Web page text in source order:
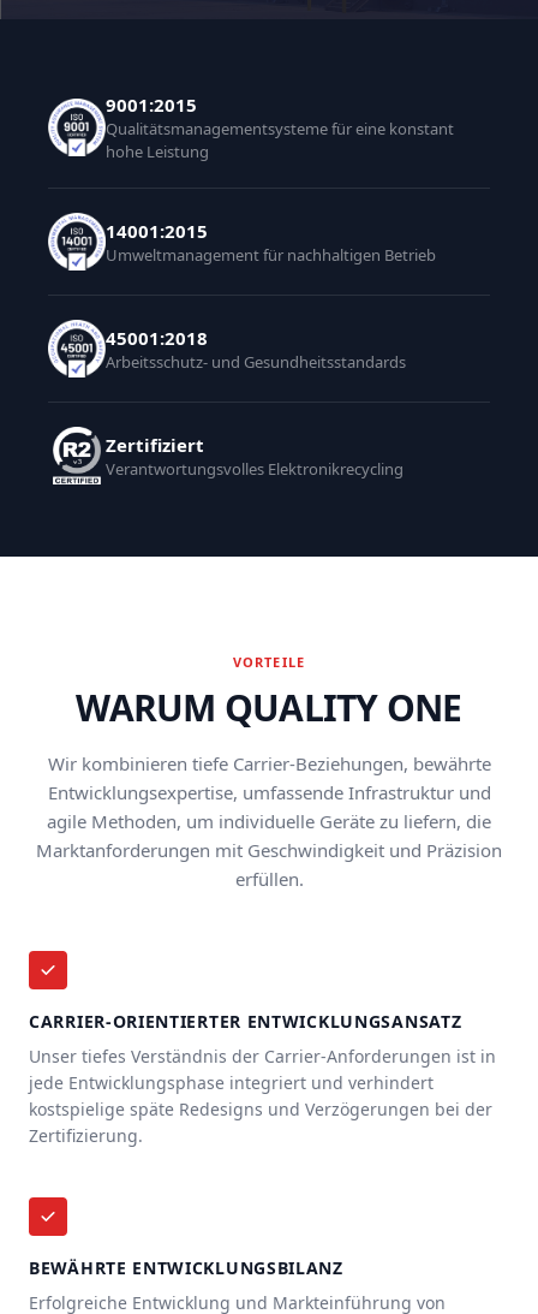
9001:2015
Qualitätsmanagementsysteme für eine konstant
hohe Leistung
14001:2015
Umweltmanagement für nachhaltigen Betrieb
45001:2018
Arbeitsschutz- und Gesundheitsstandards
Zertifiziert
Verantwortungsvolles Elektronikrecycling
VORTEILE
WARUM QUALITY ONE
Wir kombinieren tiefe Carrier-Beziehungen, bewährte
Entwicklungsexpertise, umfassende Infrastruktur und
agile Methoden, um individuelle Geräte zu liefern, die
Marktanforderungen mit Geschwindigkeit und Präzision
erfüllen.
CARRIER-ORIENTIERTER ENTWICKLUNGSANSATZ
Unser tiefes Verständnis der Carrier-Anforderungen ist in
jede Entwicklungsphase integriert und verhindert
kostspielige späte Redesigns und Verzögerungen bei der
Zertifizierung.
BEWÄHRTE ENTWICKLUNGSBILANZ
Erfolgreiche Entwicklung und Markteinführung von